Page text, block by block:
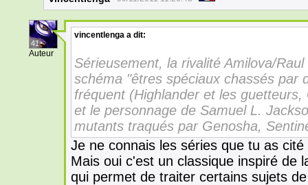
41
Auteur
vincentlenga a dit:
Sérieusement, la rivalité Amilova/
schéma "êtres spéciaux chassés par
fréquent (Highlander et les
et le personnage de Samuel L.
mutants traqués par Genosha,
Je ne connais les séries que tu as
Mais oui c'est un classique inspiré de
qui permet de traiter certains sujets